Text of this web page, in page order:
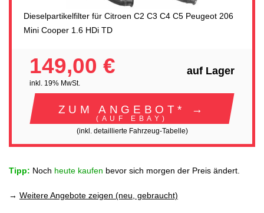
Dieselpartikelfilter für Citroen C2 C3 C4 C5 Peugeot 206
Mini Cooper 1.6 HDi TD
149,00 €
inkl. 19% MwSt.
auf Lager
ZUM ANGEBOT* →
(AUF EBAY)
(inkl. detaillierte Fahrzeug-Tabelle)
Tipp: Noch heute kaufen bevor sich morgen der Preis ändert.
→ Weitere Angebote zeigen (neu, gebraucht)